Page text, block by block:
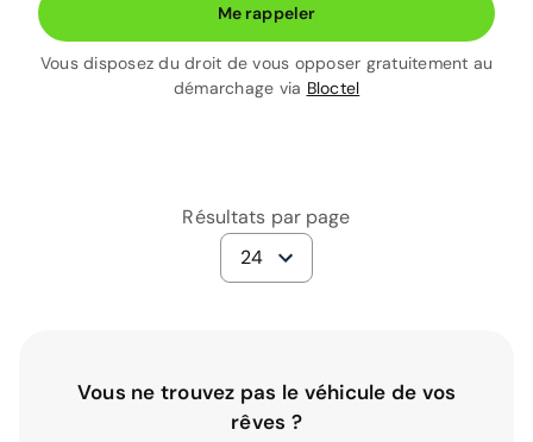
Me rappeler
Vous disposez du droit de vous opposer gratuitement au
démarchage via Bloctel
Résultats par page
24
Vous ne trouvez pas le véhicule de vos
rêves ?